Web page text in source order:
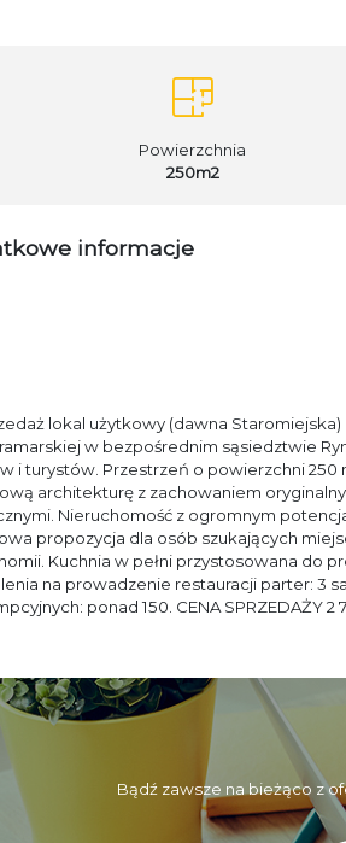
Powierzchnia
250m2
informacje
lokal użytkowy (dawna
w bezpośrednim sąsiedztwie
i turystów. Przestrzeń o powierzchni 250
architekturę z zachowaniem
Nieruchomość z ogromnym
propozycja dla osób szukających
Kuchnia w pełni przystosowana do
na prowadzenie restauracji parter: 3
ponad 150. CENA SPRZEDAŻY 2
Bądź zawsze na bieżąco z